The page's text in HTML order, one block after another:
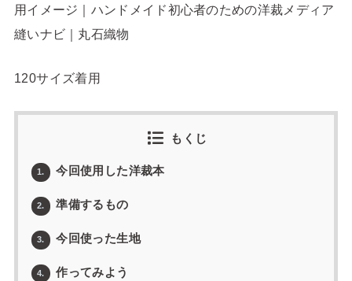
120サイズ着用
もくじ
1. 今回使用した洋裁本
2. 準備するもの
3. 今回使った生地
4. 作ってみよう